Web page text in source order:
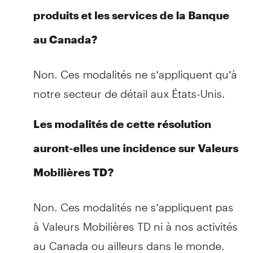
produits et les services de la Banque
au Canada?
Non. Ces modalités ne s’appliquent qu’à
notre secteur de détail aux États-Unis.
Les modalités de cette résolution
auront-elles une incidence sur Valeurs
Mobilières TD?
Non. Ces modalités ne s’appliquent pas
à Valeurs Mobilières TD ni à nos activités
au Canada ou ailleurs dans le monde.